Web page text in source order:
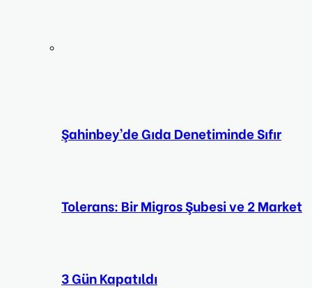
Şahinbey’de Gıda Denetiminde Sıfır
Tolerans: Bir Migros Şubesi ve 2 Market
3 Gün Kapatıldı